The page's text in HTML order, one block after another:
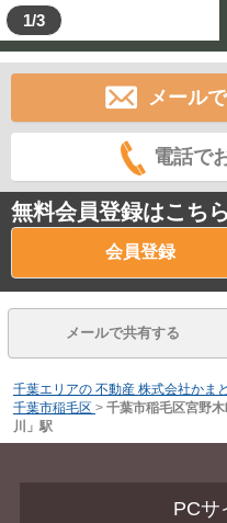
1/3
メール
電話で
無料会員登録はこちら
会員登録
メールで共有する
千葉エリアの 不動産 株式会社かま
千葉市稲毛区 > 千葉市稲毛区宮野
川」駅
PCサ